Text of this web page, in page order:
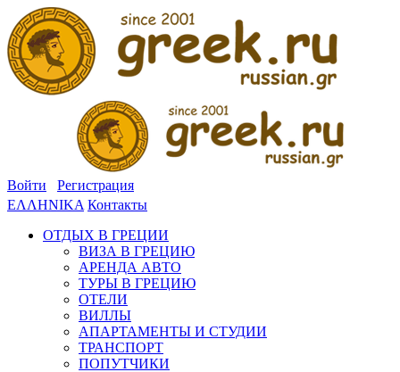
Войти
Регистрация
ΕΛΛΗΝΙΚΑ Контакты
ОТДЫХ В ГРЕЦИИ
ВИЗА В ГРЕЦИЮ
АРЕНДА АВТО
ТУРЫ В ГРЕЦИЮ
ОТЕЛИ
ВИЛЛЫ
АПАРТАМЕНТЫ И СТУДИИ
ТРАНСПОРТ
ПОПУТЧИКИ